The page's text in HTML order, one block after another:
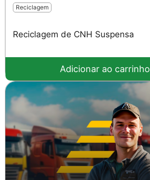
Reciclagem
Reciclagem de CNH Suspensa
Adicionar ao carrinho